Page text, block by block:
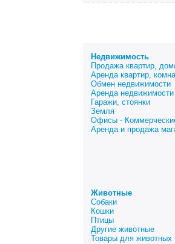
Недвижимость
Продажа квартир,
Аренда квартир,
Обмен недвижимости
Аренда недвижимости
Гаражи, стоянки
Земля
Офисы -
Аренда и продажа
Животные
Собаки
Кошки
Птицы
Другие животные
Товары для животных